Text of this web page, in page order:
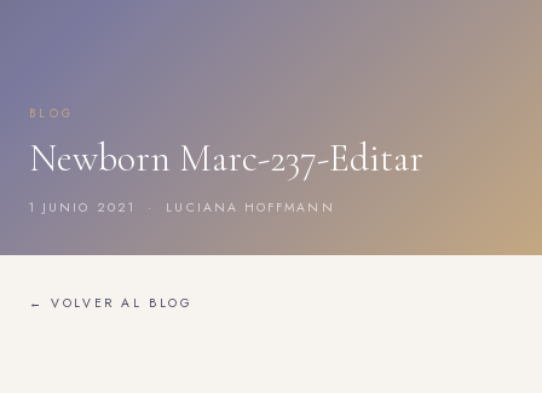
BLOG
Newborn Marc-237-Editar
1 JUNIO 2021 · LUCIANA HOFFMANN
← VOLVER AL BLOG